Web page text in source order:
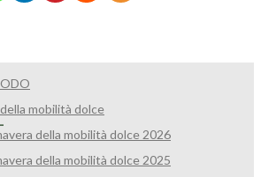
mobilità dolce
della mobilità dolce 2026
della mobilità dolce 2025